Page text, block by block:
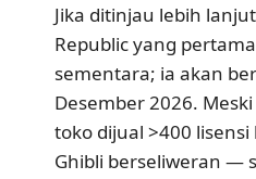
Jika ditinjau lebih
Republic yang
sementara; ia akan
Desember 2026.
toko dijual >400
Ghibli berseliweran —